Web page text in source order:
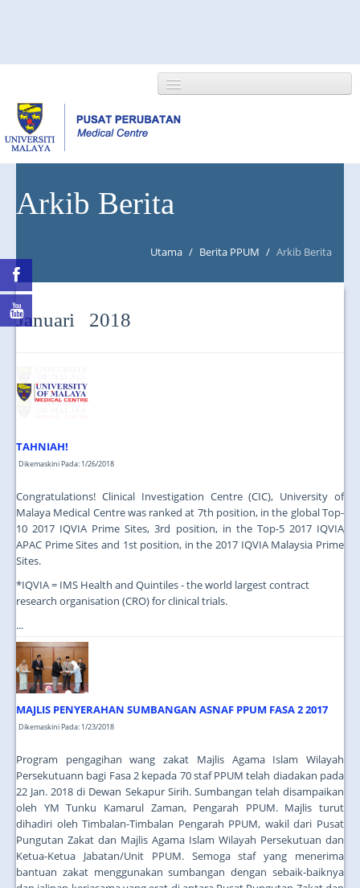
NEWS/EVENTS
Arkib Berita
Utama / Berita PPUM / Arkib Berita
Januari 2018
TAHNIAH!
Dikemaskini Pada: 1/26/2018
Congratulations! Clinical Investigation Centre (CIC), University of
Malaya Medical Centre was ranked at 7th position, in the global Top-
10 2017 IQVIA Prime Sites, 3rd position, in the Top-5 2017 IQVIA
APAC Prime Sites and 1st position, in the 2017 IQVIA Malaysia Prime
Sites.
*IQVIA = IMS Health and Quintiles - the world largest contract
research organisation (CRO) for clinical trials.
...
MAJLIS PENYERAHAN SUMBANGAN ASNAF PPUM FASA 2 2017
Dikemaskini Pada: 1/23/2018
Program pengagihan wang zakat Majlis Agama Islam Wilayah
Persekutuann bagi Fasa 2 kepada 70 staf PPUM telah diadakan pada
22 Jan. 2018 di Dewan Sekapur Sirih. Sumbangan telah disampaikan
oleh YM Tunku Kamarul Zaman, Pengarah PPUM. Majlis turut
dihadiri oleh Timbalan-Timbalan Pengarah PPUM, wakil dari Pusat
Pungutan Zakat dan Majlis Agama Islam Wilayah Persekutuan dan
Ketua-Ketua Jabatan/Unit PPUM. Semoga staf yang menerima
bantuan zakat menggunakan sumbangan dengan sebaik-baiknya